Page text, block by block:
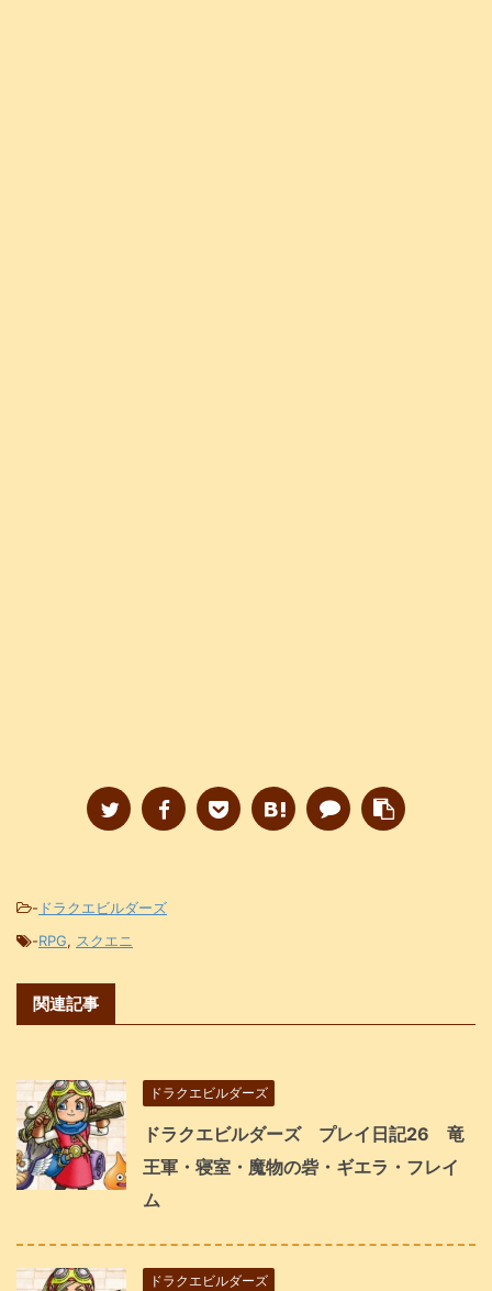
- ドラクエビルダーズ
-RPG, スクエニ
関連記事
ドラクエビルダーズ
ドラクエビルダーズ プレイ日記26 竜
王軍・寝室・魔物の砦・ギエラ・フレイ
ム
ドラクエビルダーズ